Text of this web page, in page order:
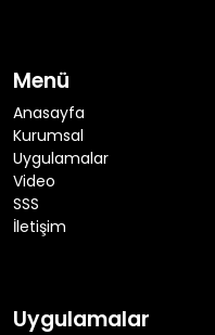
Menü
Anasayfa
Kurumsal
Uygulamalar
Video
SSS
İletişim
Uygulamalar